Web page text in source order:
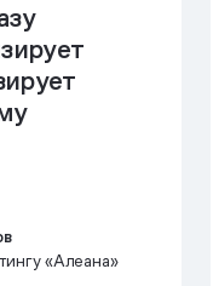
«Алеана»